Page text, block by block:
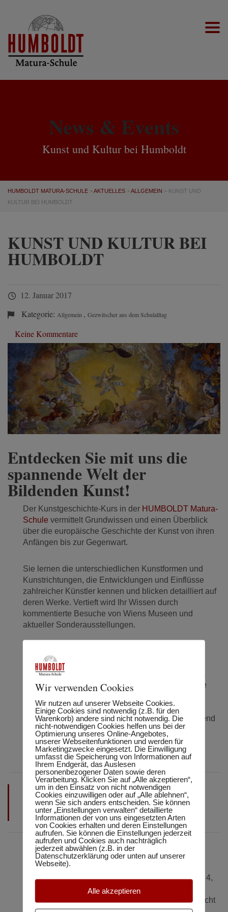
News & Events
Kunst und Kultur bei Humboldt
HUMBOLDT MATURA-SCHULE >AKTUELLES >ALLGEMEIN > KUNST UND
KULTUR BEI HUMBOLDT
KUNST UND KULTUR BEI
HUMBOLDT
12. Januar 2017
Kategorie: Allgemein , Gezwitscher aus dem Schulalltag
Keine Kommentare
Entdecken Sie mit uns die
spannende Welt der
Bildenden Kunst!
Der Kunstgeschichte-Kurs in der HUMBOLDT Matura-
Schule vermittelt Grundwissen und einen Überblick
über die europäische Geschichte der Kunst von ihren
Anfängen bis zur Gegenwart.
Sie lernen die unterschiedlichen Kunstformen und
Kunstrichtungen, die Entwicklungen und Einflüsse
zahlreicher Künstler kennen und blicken detailliert auf
deren Werke. Vertieft wird Ihr Wissen durch
kommentierte Besuche von Wiens Museen und
aktueller Sonderausstellungen.
geistesgeschichtliche Hintergründe erläutert,
Hauptwerke aus allen drei Gattungen – Architektur,
Malerei und Skulptur – vorgestellt. Die Vortragende
grundlegende Herangehensweisen ein und erklärt
unterschiedliche Techniken. Zudem wird ausreichend
Zeit geboten, Fragen zu stellen und über die
Kunstauffassungen zu diskutieren. Es werden
keinerlei Vorkenntnisse erwartet.
Das Angebot richtet sich an alle Teilnehmerinnen und
Teilnehmer, die ein Herz für die Kunst haben.
Leitung:OStR. Mag. art. Elisabeth Rittinger
Beginn:15. Februar 2017
Zeit:jeweils Mittwoch, 10:00 – 11:40, 18 Einheiten
Ort: HUMBOLDT Matura-Schule, Lothringerstraße 4,
Preis:
€ 270,00 (Hinweis: Museumseintritte sind nicht
Wir verwenden Cookies
Wir nutzen auf unserer Webseite Cookies.
Einige Cookies sind notwendig (z.B. für den
Warenkorb) andere sind nicht notwendig. Die
nicht-notwendigen Cookies helfen uns bei der
Optimierung unseres Online-Angebotes,
unserer Webseitenfunktionen und werden für
Marketingzwecke eingesetzt. Die Einwilligung
umfasst die Speicherung von Informationen auf
Ihrem Endgerät, das Auslesen
personenbezogener Daten sowie deren
Verarbeitung. Klicken Sie auf „Alle akzeptieren“,
um in den Einsatz von nicht notwendigen
Cookies einzuwilligen oder auf „Alle ablehnen“,
wenn Sie sich anders entscheiden. Sie können
unter „Einstellungen verwalten“ detaillierte
Informationen der von uns eingesetzten Arten
von Cookies erhalten und deren Einstellungen
aufrufen. Sie können die Einstellungen jederzeit
aufrufen und Cookies auch nachträglich
jederzeit abwählen (z.B. in der
Datenschutzerklärung oder unten auf unserer
Webseite).
Alle akzeptieren